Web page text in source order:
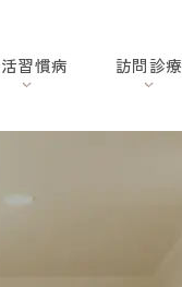
習慣病 訪問診療